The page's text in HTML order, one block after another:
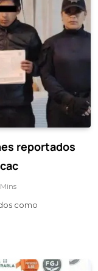
reportados
como